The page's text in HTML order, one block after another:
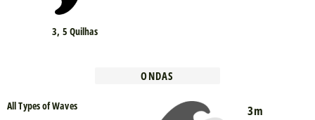
3, 5 Quilhas
ONDAS
All Types of Waves
3m